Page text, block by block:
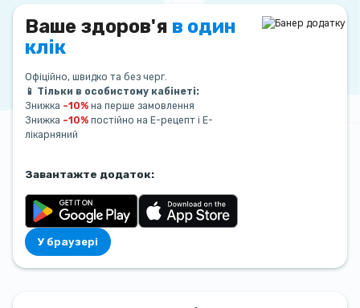
Ваше здоров'я в один
клік
Офіційно, швидко та без черг.
📱 Тільки в особистому кабінеті:
Знижка –10% на перше замовлення
Знижка –10% постійно на Е-рецепт і Е-
лікарняний
Завантажте додаток:
У браузері